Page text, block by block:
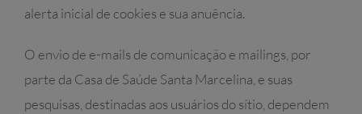
alerta inicial de cookies e sua anuência.
O envio de e-mails de comunicação e mailings, por
parte da Casa de Saúde Santa Marcelina, e suas
pesquisas, destinadas aos usuários do sítio, dependem